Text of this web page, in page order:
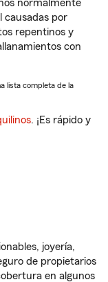
normalmente
causadas por
repentinos y
con
lista completa de la
. ¡Es rápido y
joyería,
de propietarios
en algunos